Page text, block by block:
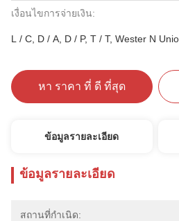
เงื่อนไขการจ่ายเงิน:
L / C, D / A, D / P, T / T, Wester N
หา ราคา ที่ ดี ที่สุด
ข้อมูลรายละเอียด
ข้อมูลรายละเอียด
สถานที่กำเนิด: